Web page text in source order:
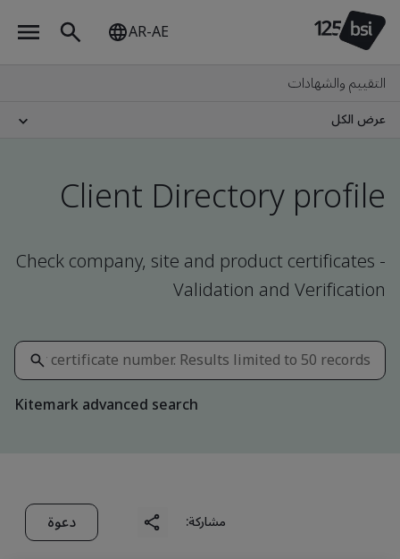
AR-AE
التقييم والشهادات
عرض الكل
Client Directory profile
Check company, site and product certificates -
Validation and Verification
Kitemark advanced search
مشاركة: دعوة